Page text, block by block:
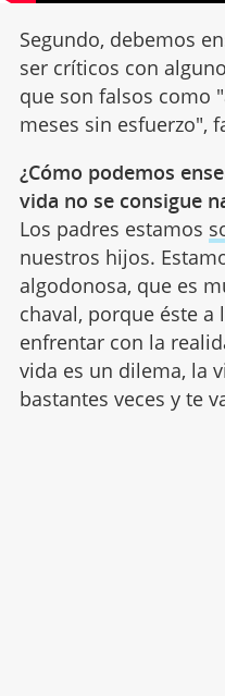
Segundo, debemos
ser críticos con
que son falsos como
meses sin esfuerzo",
¿Cómo podemos
vida no se consigue
Los padres estamos
nuestros hijos.
algodonosa, que es
chaval, porque éste a
enfrentar con la
vida es un dilema, la
bastantes veces y te